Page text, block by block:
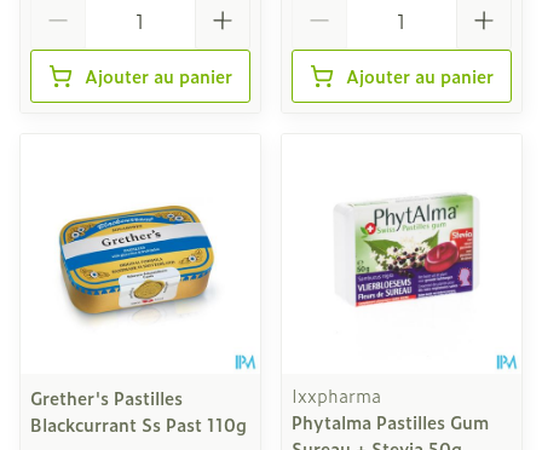
Ajouter au panier Ajouter au panier
Grether's Pastilles
Blackcurrant Ss Past 110g
Ixxpharma
Phytalma Pastilles Gum